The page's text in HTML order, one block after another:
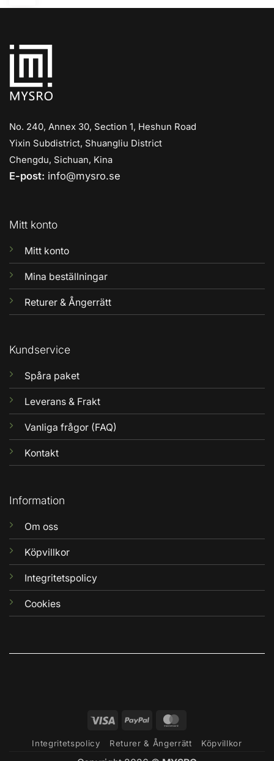
No. 240, Annex 30, Section 1, Heshun Road
Yixin Subdistrict, Shuangliu District
Chengdu, Sichuan, Kina
E-post: info@mysro.se
Mitt konto
Mitt konto
Mina beställningar
Returer & Ångerrätt
Kundservice
Spåra paket
Leverans & Frakt
Vanliga frågor (FAQ)
Kontakt
Information
Om oss
Köpvillkor
Integritetspolicy
Cookies
Visa PayPal
Integritetspolicy Returer & Ångerrätt Köpvillkor